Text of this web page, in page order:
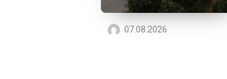
07.08.2026